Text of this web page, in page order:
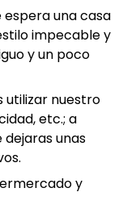
espera una casa
impecable y
y un poco
utilizar nuestro
etc.; a
unas
y